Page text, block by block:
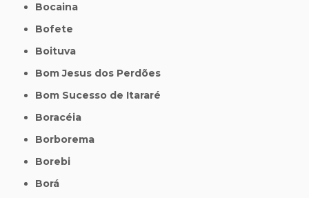
Bocaina
Bofete
Boituva
Bom Jesus dos Perdões
Bom Sucesso de Itararé
Boracéia
Borborema
Borebi
Borá